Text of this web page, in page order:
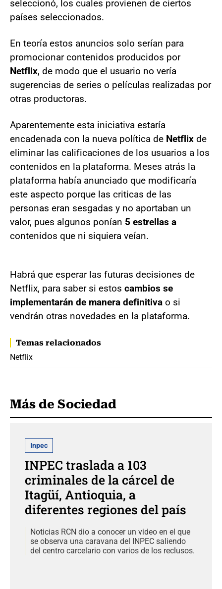
seleccionó, los cuales provienen de ciertos
países seleccionados.
En teoría estos anuncios solo serían para
promocionar contenidos producidos por
Netflix, de modo que el usuario no vería
sugerencias de series o películas realizadas por
otras productoras.
Aparentemente esta iniciativa estaría
encadenada con la nueva política de Netflix de
eliminar las calificaciones de los usuarios a los
contenidos en la plataforma. Meses atrás la
plataforma había anunciado que modificaría
este aspecto porque las criticas de las
personas eran sesgadas y no aportaban un
valor, pues algunos ponían 5 estrellas a
contenidos que ni siquiera veían.
Habrá que esperar las futuras decisiones de
Netflix, para saber si estos cambios se
implementarán de manera definitiva o si
vendrán otras novedades en la plataforma.
Temas relacionados
Netflix
Más de Sociedad
Inpec
INPEC traslada a 103
criminales de la cárcel de
Itagüí, Antioquia, a
diferentes regiones del país
Noticias RCN dio a conocer un video en el que
se observa una caravana del INPEC saliendo
del centro carcelario con varios de los reclusos.